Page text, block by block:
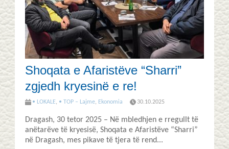
Shoqata e Afaristëve “Sharri”
zgjedh kryesinë e re!
• LOKALE, • TOP – Lajme, Ekonomia 30.10.2025
Dragash, 30 tetor 2025 – Në mbledhjen e rregullt të
anëtarëve të kryesisë, Shoqata e Afaristëve “Sharri”
në Dragash, mes pikave të tjera të rend...